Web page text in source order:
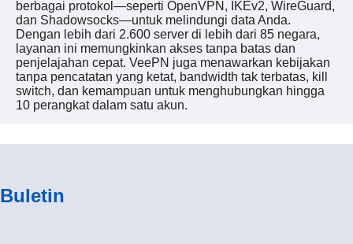
berbagai protokol—seperti OpenVPN, IKEv2, WireGuard,
dan Shadowsocks—untuk melindungi data Anda.
Dengan lebih dari 2.600 server di lebih dari 85 negara,
layanan ini memungkinkan akses tanpa batas dan
penjelajahan cepat. VeePN juga menawarkan kebijakan
tanpa pencatatan yang ketat, bandwidth tak terbatas, kill
switch, dan kemampuan untuk menghubungkan hingga
10 perangkat dalam satu akun.
Buletin